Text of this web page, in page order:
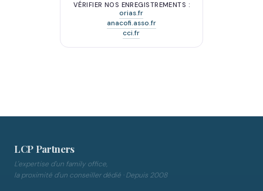
VÉRIFIER NOS ENREGISTREMENTS :
orias.fr
anacofi.asso.fr
cci.fr
LCP Partners
L'expertise d'un family office,
la proximité d'un conseiller dédié · Depuis 2008